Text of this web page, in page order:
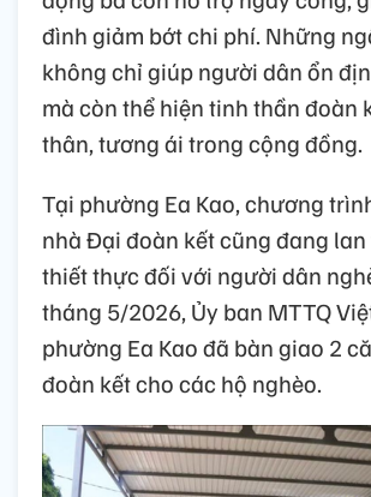
đình giảm bớt chi phí. Những
không chỉ giúp người dân ổn
mà còn thể hiện tinh thần đoàn
thân, tương ái trong cộng đồng.
Tại phường Ea Kao, chương
nhà Đại đoàn kết cũng đang
thiết thực đối với người dân
tháng 5/2026, Ủy ban MTTQ
phường Ea Kao đã bàn giao 2
đoàn kết cho các hộ nghèo.